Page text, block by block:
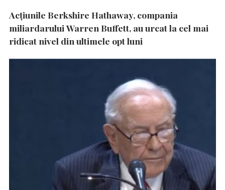
Acțiunile Berkshire Hathaway, compania
miliardarului Warren Buffett, au urcat la cel mai
ridicat nivel din ultimele opt luni